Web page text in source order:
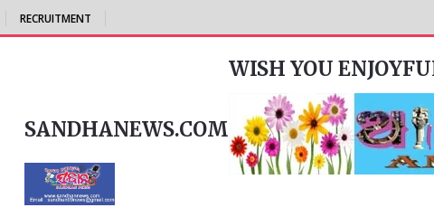
RECRUITMENT
WISH YOU
SANDHANEWS.COM